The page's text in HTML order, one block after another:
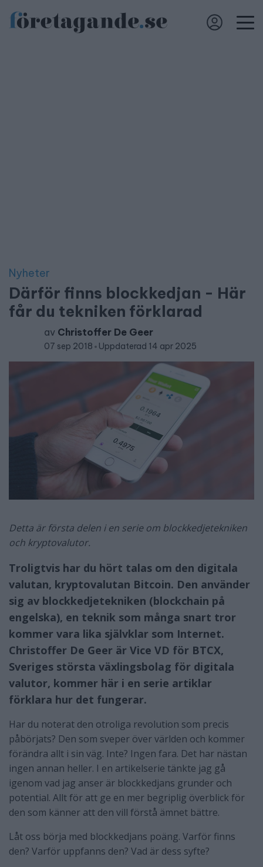
Nyheter
Därför finns blockkedjan - Här
får du tekniken förklarad
av Christoffer De Geer
07 sep 2018 Uppdaterad 14 apr 2025
Detta är första delen i en serie om blockkedjetekniken
och kryptovalutor.
Troligtvis har du hört talas om den digitala
valutan, kryptovalutan Bitcoin. Den använder
sig av blockkedjetekniken (blockchain på
engelska), en teknik som många snart tror
kommer vara lika självklar som Internet.
Christoffer De Geer är Vice VD för BTCX,
Sveriges största växlingsbolag för digitala
valutor, kommer här i en serie artiklar
förklara hur det fungerar.
Har du noterat den otroliga revolution som precis
påbörjats? Den som sveper över världen och kommer
förändra allt i sin väg. Inte? Ingen fara. Det har nästan
ingen annan heller. I en artikelserie tänkte jag gå
igenom vad jag anser är blockkedjans grunder och
potential. Allt för att ge en mer begriplig överblick för
den som känner att den vill förstå ämnet bättre.
Låt oss börja med blockkedjans poäng. Varför finns
den? Varför uppfanns den? Vad är dess syfte?